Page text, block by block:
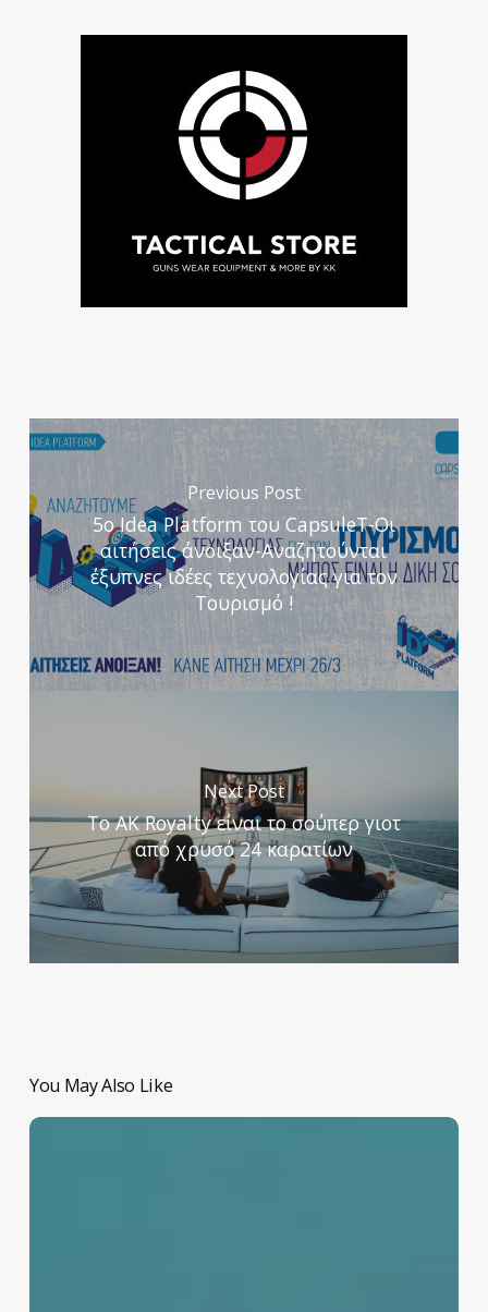
Previous Post
5ο Idea Platform του CapsuleT-Οι
αιτήσεις άνοιξαν-Αναζητούνται
έξυπνες ιδέες τεχνολογίας για τον
Τουρισμό !
Next Post
Το AK Royalty είναι το σούπερ γιοτ
από χρυσό 24 καρατίων
You May Also Like